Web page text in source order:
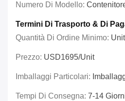
Numero Di Modello:
Termini Di Trasporto & Di
Quantità Di Ordine Minimo:
Prezzo: USD1695/unit
Imballaggi Particolari:
Tempi Di Consegna: 7-14